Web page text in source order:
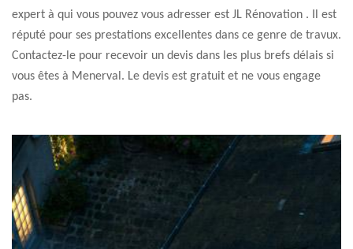
expert à qui vous pouvez vous adresser est JL Rénovation . Il est
réputé pour ses prestations excellentes dans ce genre de travux.
Contactez-le pour recevoir un devis dans les plus brefs délais si
vous êtes à Menerval. Le devis est gratuit et ne vous engage
pas.